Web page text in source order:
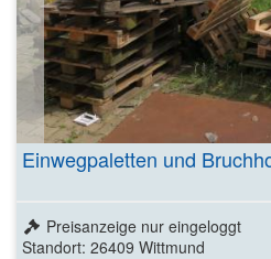
Einwegpaletten und
Preisanzeige nur eingeloggt
Standort: 26409 Wittmund